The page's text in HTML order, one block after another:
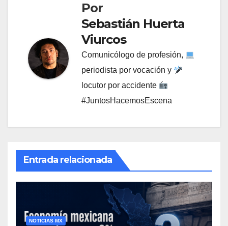
Por
Sebastián Huerta
Viurcos
Comunicólogo de profesión,
periodista por vocación y
locutor por accidente
#JuntosHacemosEscena
Entrada relacionada
NOTICIAS MX